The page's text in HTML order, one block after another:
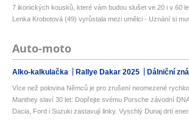
7 ikonických kousků, které vám budou slušet ve 20 i v 60
Lenka Krobotová (49) vyrůstala mezi umělci - Uznání si
Auto-moto
Alko-kalkulačka Rallye Dakar 2025 Dálniční
Více než polovina Němců je pro zrušení neomezené
Manthey slaví 30 let: Dopřejte svému Porsche závodní DNA
Dacia, Ford i Suzuki zastavují linky. Vyschlý Dunaj drtí